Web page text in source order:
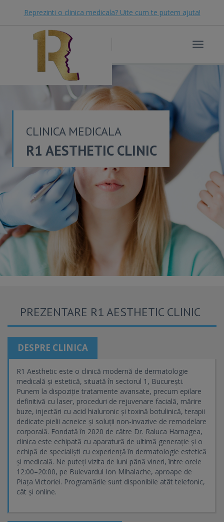
Reprezinti o clinica medicala? Uite cum te putem ajuta!
Toggle
CLINICA MEDICALA
R1 AESTHETIC CLINIC
PREZENTARE R1 AESTHETIC CLINIC
DESPRE CLINICA
R1 Aesthetic este o clinică modernă de dermatologie
medicală și estetică, situată în sectorul 1, București.
Punem la dispoziție tratamente avansate, precum epilare
definitivă cu laser, proceduri de rejuvenare facială, mărire
buze, injectări cu acid hialuronic și toxină botulinică, terapii
dedicate pielii acneice și soluții non-invazive de remodelare
corporală. Fondată în 2020 de către Dr. Raluca Harnagea,
clinica este echipată cu aparatură de ultimă generație și o
echipă de specialiști cu experiență în dermatologie estetică
și medicală. Ne puteți vizita de luni până vineri, între orele
12:00–20:00, pe Bulevardul Ion Mihalache, aproape de
Piața Victoriei. Programările sunt disponibile atât telefonic,
cât și online.